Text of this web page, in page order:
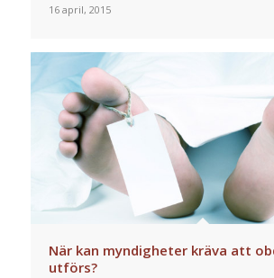
16 april, 2015
När kan myndigheter kräva att
utförs?